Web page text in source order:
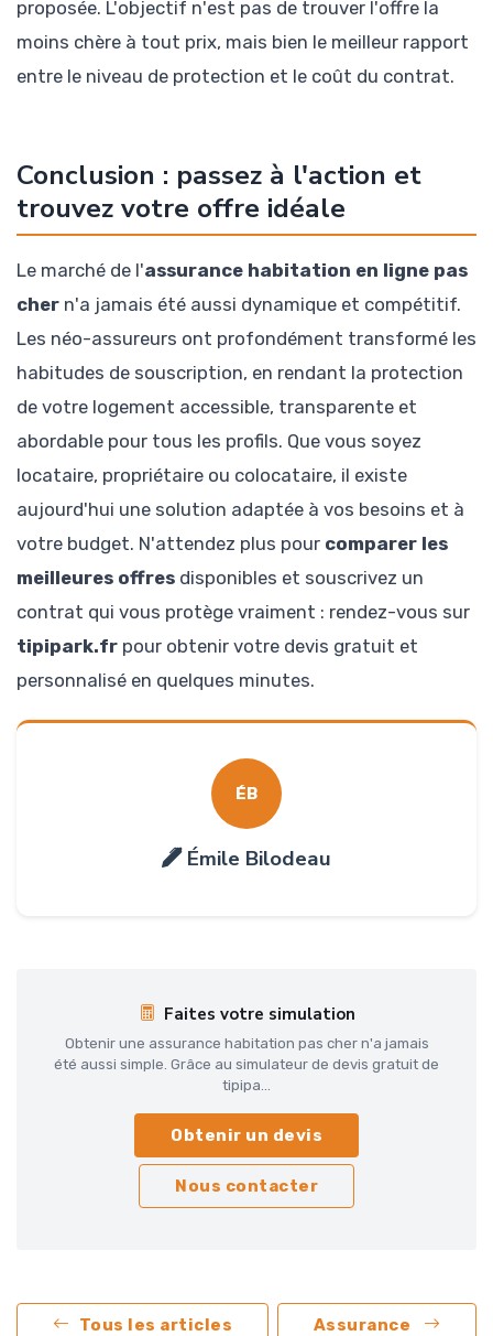
proposée. L'objectif n'est pas de trouver l'offre la
moins chère à tout prix, mais bien le meilleur rapport
entre le niveau de protection et le coût du contrat.
Conclusion : passez à l'action et
trouvez votre offre idéale
Le marché de l'assurance habitation en ligne pas
cher n'a jamais été aussi dynamique et compétitif.
Les néo-assureurs ont profondément transformé les
habitudes de souscription, en rendant la protection
de votre logement accessible, transparente et
abordable pour tous les profils. Que vous soyez
locataire, propriétaire ou colocataire, il existe
aujourd'hui une solution adaptée à vos besoins et à
votre budget. N'attendez plus pour comparer les
meilleures offres disponibles et souscrivez un
contrat qui vous protège vraiment : rendez-vous sur
tipipark.fr pour obtenir votre devis gratuit et
personnalisé en quelques minutes.
ÉB
Émile Bilodeau
Faites votre simulation
Obtenir une assurance habitation pas cher n'a jamais
été aussi simple. Grâce au simulateur de devis gratuit de
tipipa...
Obtenir un devis
Nous contacter
Tous les articles Assurance